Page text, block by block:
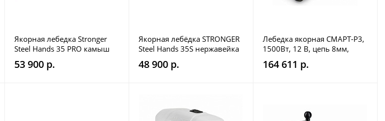
Якорная лебедка Stronger
Steel Hands 35 PRO камыш
53 900 р.
Якорная лебёдка STRONGER
Steel Hands 35S нержавейка
свободный сброс
48 900 р.
Лебедка якорная СМАРТ-Р3,
1500Вт, 12 В, цепь 8мм,
Italwinch
164 611 р.